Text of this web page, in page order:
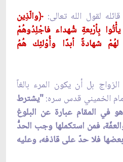
لقول الله تعالى:﴿والّذِين
بِأرْبعةِ شُهداء فاجْلِدُوهُمْ
لهُمْ شهادةً أبدًا وأُوْلئِك هُمُ
بل أن يكون المرء بالغاً
الخميني قدس سره:"يشترط
في المقام عبارة عن البلوغ
فمن استكملها وجب الحدُّ
فلا حدّ على قاذفه، وعليه